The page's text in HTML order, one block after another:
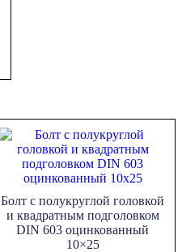
Болт с полукруглой головкой
и квадратным подголовком
DIN 603 оцинкованный
10×25